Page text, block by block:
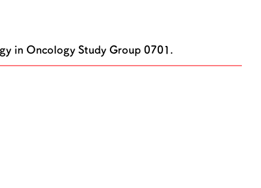
in Oncology Study Group 0701.